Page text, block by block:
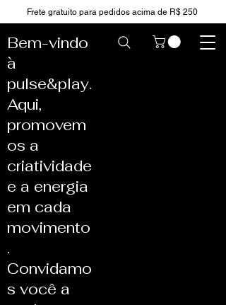
Frete gratuito para pedidos acima de R$ 250
Bem-vindo
à
pulse&play.
Aqui,
promovem
os a
criatividade
e a energia
em cada
movimento
.
Convidamo
s você a